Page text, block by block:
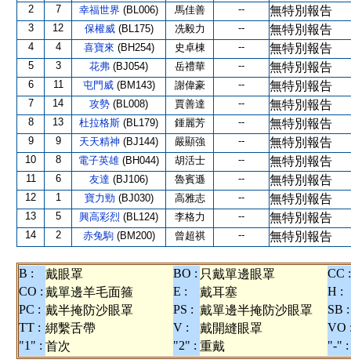
2 7 幸福世界 (BL006) 馬佳善 -- 無特別報告
3 12 保權威 (BL175) 冼毅力 -- 無特別報告
4 4 喜寶來 (BH254) 史卓棟 -- 無特別報告
5 3 花弗 (BJ054) 岳禮華 -- 無特別報告
6 11 屯門威 (BM143) 謝偉豪 -- 無特別報告
7 14 攻勢 (BL008) 賈善達 -- 無特別報告
8 13 杜拉格斯 (BL179) 鍾麗芳 -- 無特別報告
9 9 天天精神 (BJ144) 嚴顯強 -- 無特別報告
10 8 電子英雄 (BH044) 胡活士 -- 無特別報告
11 6 友達 (BJ106) 魯賓遜 -- 無特別報告
12 1 寶力勁 (BJ030) 高雅志 -- 無特別報告
13 5 興高彩烈 (BL124) 李格力 -- 無特別報告
14 2 赤兔駒 (BM200) 曾超祺 -- 無特別報告
B : 戴眼罩 BO : 只戴單邊眼罩
CC :
CO : 戴單邊羊毛面箍 E : 戴耳塞
H :
PC : 戴半掩防沙眼罩 PS : 戴單邊半掩防沙眼罩
SB :
TT : 綁繫舌帶 V : 戴開縫眼罩
VO
"1" : 首次 "2" : 重戴 "-" :